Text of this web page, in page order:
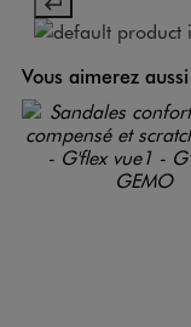
Vous aimerez aussi